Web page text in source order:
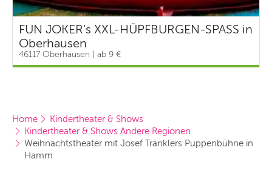
FUN JOKER‘s XXL-HÜPFBURGEN-SPASS in
Oberhausen
46117 Oberhausen | ab 9 €
Home
Kindertheater & Shows
Kindertheater & Shows Andere Regionen
Weihnachtstheater mit Josef Tränklers Puppenbühne in
Hamm